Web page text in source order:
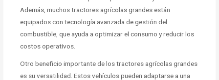
Además, muchos tractores agrícolas grandes están
equipados con tecnología avanzada de gestión del
combustible, que ayuda a optimizar el consumo y reducir los
costos operativos.
Otro beneficio importante de los tractores agrícolas grandes
es su versatilidad. Estos vehículos pueden adaptarse a una